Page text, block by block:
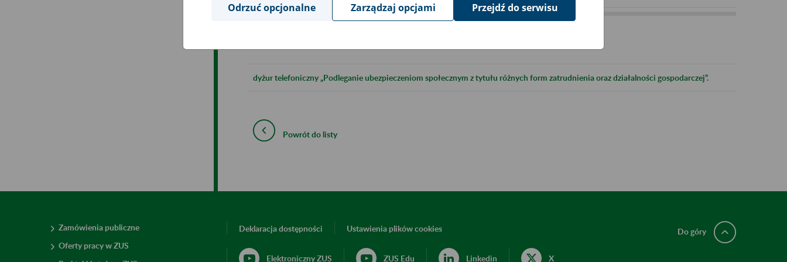
dyżur telefoniczny „Podleganie ubezpieczeniom społecznym z tytułu różnych form zatrudnienia oraz działalności gospodarczej”.
Powrót do listy
Zamówienia publiczne
Oferty pracy w ZUS
Deklaracja dostępności Ustawienia plików cookies
Elektroniczny ZUS ZUS Edu Linkedin X
Do góry
Odrzuć opcjonalne Zarządzaj opcjami Przejdź do serwisu